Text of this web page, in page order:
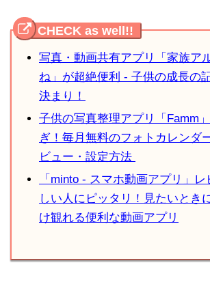
写真・動画共有アプリ「家族ア
ね」が超絶便利 - 子供の成長の
決まり！
子供の写真整理アプリ「Famm
ぎ！毎月無料のフォトカレンダ
ビュー・設定方法
「minto - スマホ動画アプリ」
しい人にピッタリ！見たいとき
け観れる便利な動画アプリ